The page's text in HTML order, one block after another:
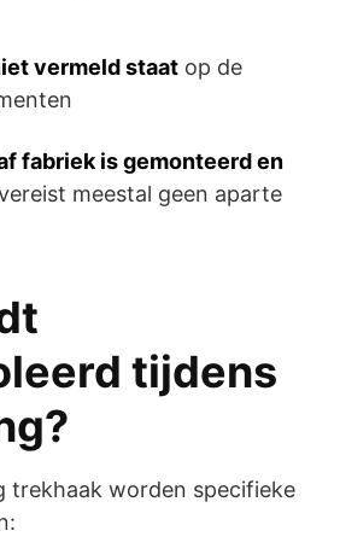
vermeld staat op de
fabriek is gemonteerd en
meestal geen aparte
tijdens
trekhaak worden specifieke